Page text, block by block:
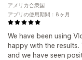
We have been using
happy with the
and we have seen
アメリカ合衆国
アプリの使用期間：8ヶ月